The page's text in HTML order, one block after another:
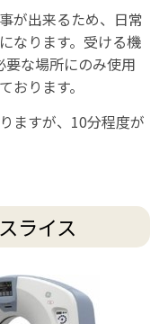
が出来るため、日常
なります。受ける機
要な場所にのみ使用
おります。
ますが、10分程度が
ライス